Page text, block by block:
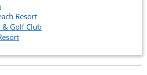
Resort
& Golf Club